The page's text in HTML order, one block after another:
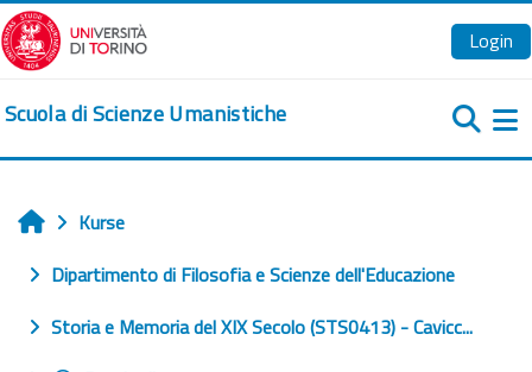
Zum Hauptinhalt
Login
Scuola di Scienze Umanistiche
Startseite
Kurse
Dipartimento di Filosofia e Scienze dell'Educazione
Storia e Memoria del XIX Secolo (STS0413) - Cavicc...